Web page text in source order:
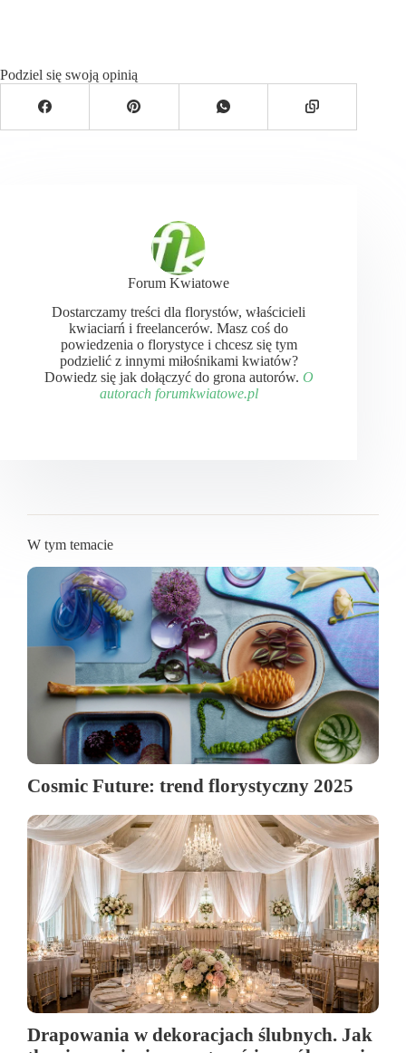
Podziel się swoją opinią
Forum Kwiatowe
Dostarczamy treści dla florystów, właścicieli
kwiaciarń i freelancerów. Masz coś do
powiedzenia o florystyce i chcesz się tym
podzielić z innymi miłośnikami kwiatów?
Dowiedz się jak dołączyć do grona autorów. O
autorach forumkwiatowe.pl
W tym temacie
Cosmic Future: trend florystyczny 2025
Drapowania w dekoracjach ślubnych. Jak